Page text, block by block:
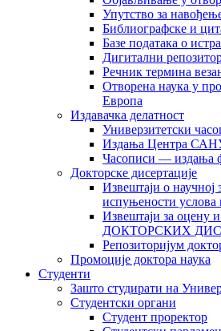
Упутство за
Библиографске и
Базе података о
Дигитални
Рeчник термина
Отворена наука у
Европа
Издавачка делатност
Универзитетски
Издања Центра
Часописи — издања
Докторске дисертације
Извештаји о
испуњености услова
Извештаји за оцену
ДОКТОРСКИХ
Репозиторијум
Промоције доктора наука
Студенти
Зашто студирати на
Студентски органи
Студент проректор